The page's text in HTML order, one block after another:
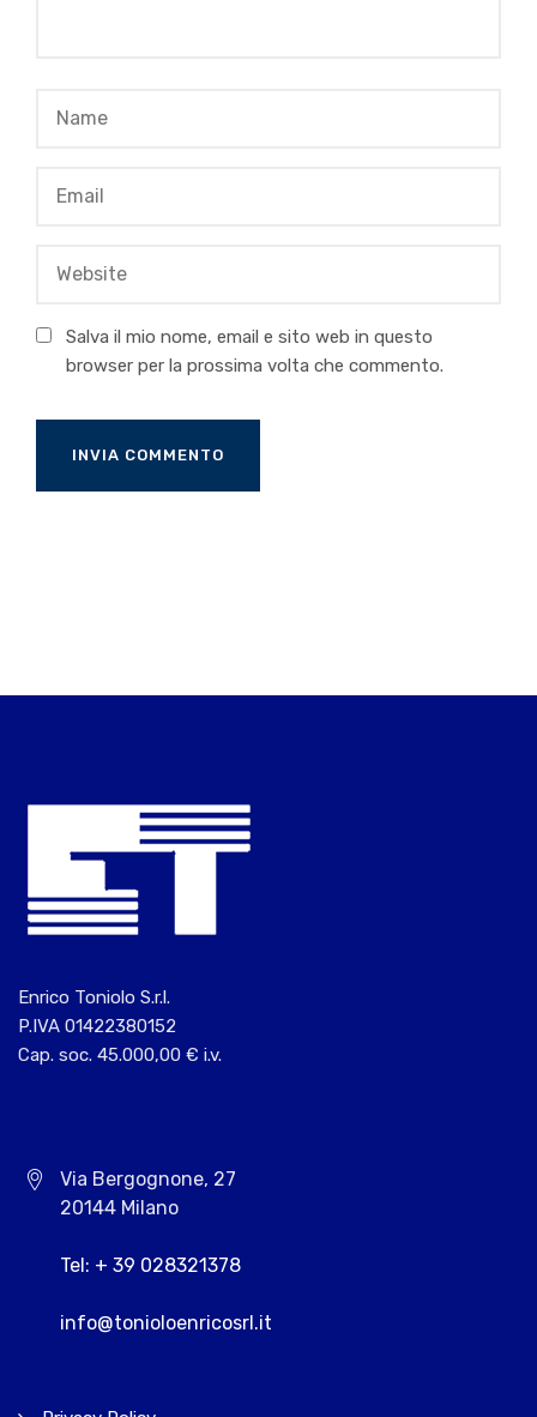
Salva il mio nome, email e sito web in questo
browser per la prossima volta che commento.
Enrico Toniolo S.r.l.
P.IVA 01422380152
Cap. soc. 45.000,00 € i.v.
Via Bergognone, 27
20144 Milano
Tel: + 39 028321378
info@tonioloenricosrl.it